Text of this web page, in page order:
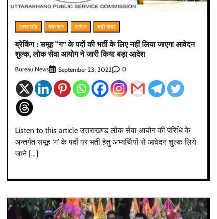
उत्तराखंड देहरादून प्रदेश बड़ी खबर
ब्रेकिंग : समूह “ग” के पदों की भर्ती के लिए नहीं लिया जाएगा आवेदन
शुल्क, लोक सेवा आयोग ने जारी किया बड़ा आदेश
Bureau News September 23, 2022 0
Listen to this article उत्तराखण्ड लोक सेवा आयोग की परिधि के
अन्तर्गत समूह ‘ग’ के पदों पर भर्ती हेतु अभ्यर्थियों से आवेदन शुल्क लिये
जाने […]